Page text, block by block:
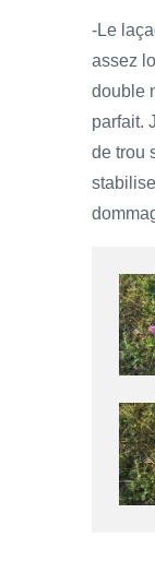
-Le
assez
double
parfait.
de trou